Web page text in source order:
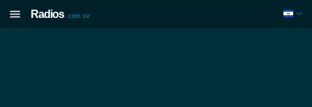
Radios .com.sv